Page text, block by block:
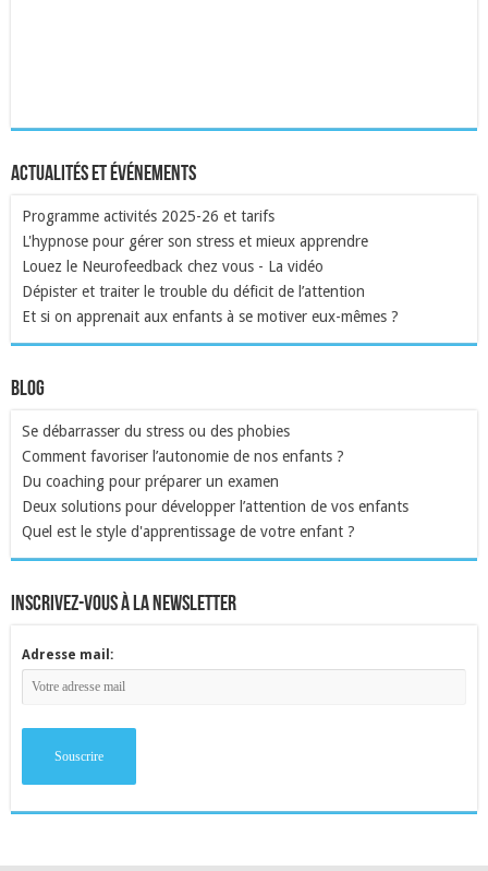
Actualités et événements
Programme activités 2025-26 et tarifs
L'hypnose pour gérer son stress et mieux apprendre
Louez le Neurofeedback chez vous - La vidéo
Dépister et traiter le trouble du déficit de l’attention
Et si on apprenait aux enfants à se motiver eux-mêmes ?
Blog
Se débarrasser du stress ou des phobies
Comment favoriser l’autonomie de nos enfants ?
Du coaching pour préparer un examen
Deux solutions pour développer l’attention de vos enfants
Quel est le style d'apprentissage de votre enfant ?
inscrivez-vous à la newsletter
Adresse mail: